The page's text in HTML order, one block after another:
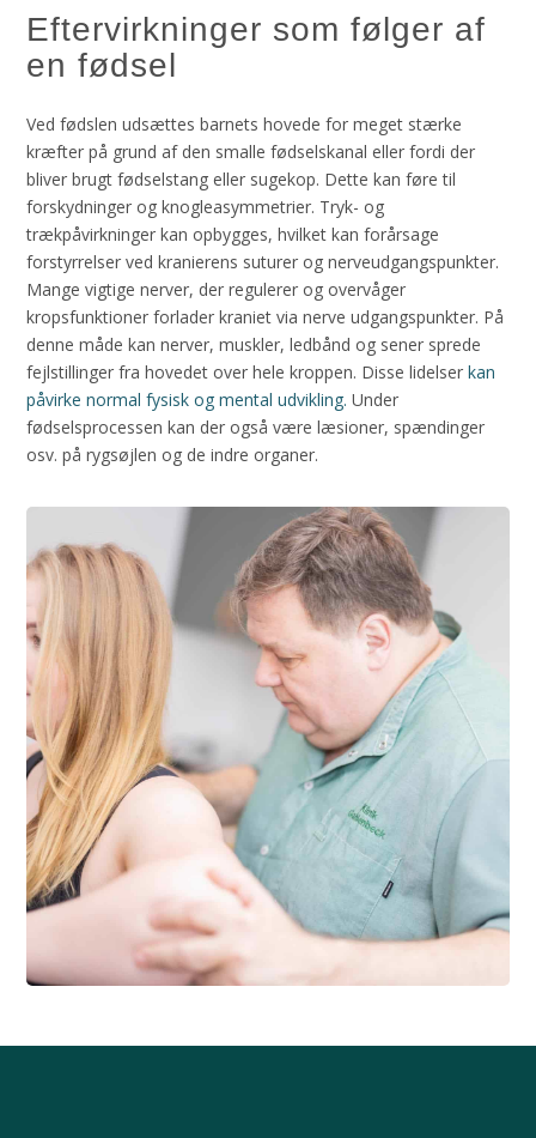
Eftervirkninger som følger af
en fødsel
Ved fødslen udsættes barnets hovede for meget stærke
kræfter på grund af den smalle fødselskanal eller fordi der
bliver brugt fødselstang eller sugekop. Dette kan føre til
forskydninger og knogleasymmetrier. Tryk- og
trækpåvirkninger kan opbygges, hvilket kan forårsage
forstyrrelser ved kranierens suturer og nerveudgangspunkter.
Mange vigtige nerver, der regulerer og overvåger
kropsfunktioner forlader kraniet via nerve udgangspunkter. På
denne måde kan nerver, muskler, ledbånd og sener sprede
fejlstillinger fra hovedet over hele kroppen. Disse lidelser kan
påvirke normal fysisk og mental udvikling. Under
fødselsprocessen kan der også være læsioner, spændinger
osv. på rygsøjlen og de indre organer.